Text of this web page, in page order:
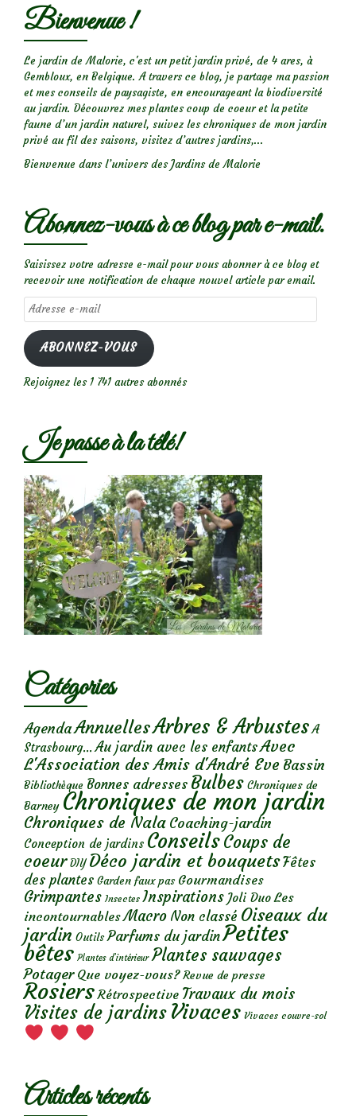
Bienvenue !
Le jardin de Malorie, c'est un petit jardin privé, de 4 ares, à
Gembloux, en Belgique. A travers ce blog, je partage ma passion
et mes conseils de paysagiste, en encourageant la biodiversité
au jardin. Découvrez mes plantes coup de coeur et la petite
faune d’un jardin naturel, suivez les chroniques de mon jardin
privé au fil des saisons, visitez d’autres jardins,...
Bienvenue dans l’univers des Jardins de Malorie
Abonnez-vous à ce blog par e-mail.
Saisissez votre adresse e-mail pour vous abonner à ce blog et
recevoir une notification de chaque nouvel article par email.
Adresse
e-
mail
ABONNEZ-VOUS
Rejoignez les 1 741 autres abonnés
Je passe à la télé!
Catégories
AgendaAnnuellesArbres & Arbustes A
Strasbourg... Au jardin avec les enfantsAvec
L'Association des Amis d'André Eve Bassin
Bibliothèque Bonnes adresses Bulbes Chroniques de
Barney Chroniques de mon jardin
Chroniques de Nala Coaching-jardin
Conception de jardins ConseilsCoups de
coeur DIY Déco jardin et bouquetsFêtes
des plantes Garden faux pas Gourmandises
Grimpantes Insectes Inspirations Joli Duo Les
incontournables Macro Non classé Oiseaux du
jardin Outils Parfums du jardinPetites
bêtes Plantes d’intérieur Plantes sauvages
Potager Que voyez-vous? Revue de presse
Rosiers Rétrospective Travaux du mois
Visites de jardins Vivaces Vivaces couvre-sol
Articles récents